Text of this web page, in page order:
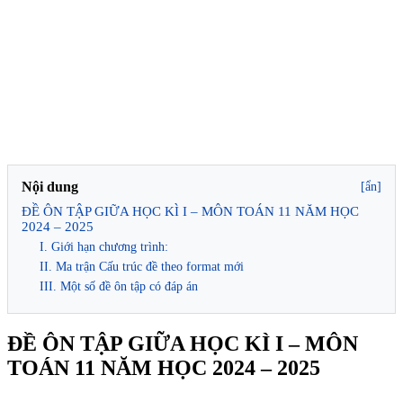
Nội dung [ẩn]
ĐỀ ÔN TẬP GIỮA HỌC KÌ I – MÔN TOÁN 11 NĂM HỌC
2024 – 2025
I. Giới hạn chương trình:
II. Ma trận Cấu trúc đề theo format mới
III. Một số đề ôn tập có đáp án
ĐỀ ÔN TẬP GIỮA HỌC KÌ I – MÔN
TOÁN 11 NĂM HỌC 2024 – 2025